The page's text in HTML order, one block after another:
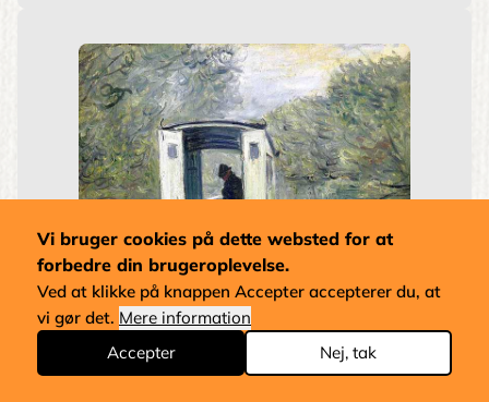
Vi bruger cookies på dette websted for at
forbedre din brugeroplevelse.
Ved at klikke på knappen Accepter accepterer du, at
vi gør det. Mere information
Accepter
Nej, tak